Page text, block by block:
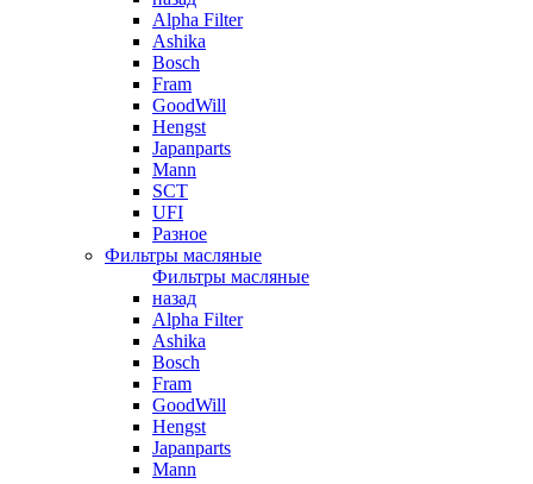
Alpha Filter
Ashika
Bosch
Fram
GoodWill
Hengst
Japanparts
Mann
SCT
UFI
Разное
Фильтры масляные
Фильтры масляные
назад
Alpha Filter
Ashika
Bosch
Fram
GoodWill
Hengst
Japanparts
Mann